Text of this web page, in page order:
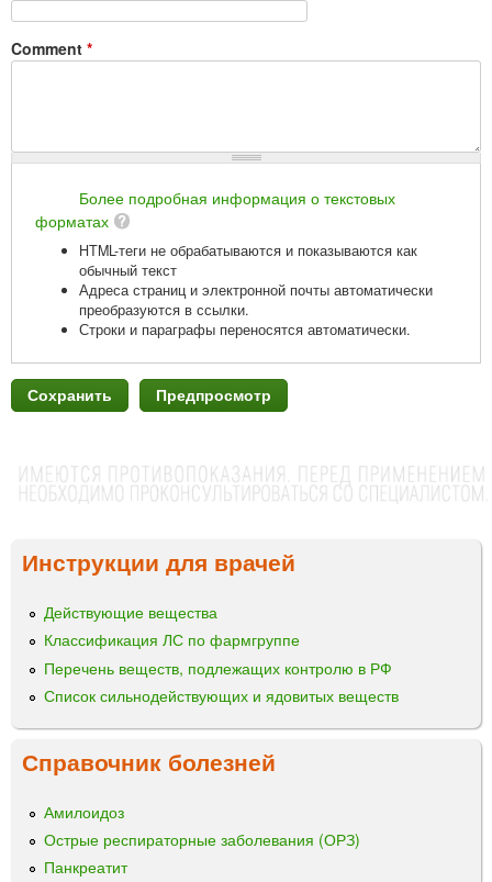
Comment *
Более подробная информация о текстовых
форматах
HTML-теги не обрабатываются и показываются как
обычный текст
Адреса страниц и электронной почты автоматически
преобразуются в ссылки.
Строки и параграфы переносятся автоматически.
Инструкции для врачей
Действующие вещества
Классификация ЛС по фармгруппе
Перечень веществ, подлежащих контролю в РФ
Список сильнодействующих и ядовитых веществ
Справочник болезней
Амилоидоз
Острые респираторные заболевания (ОРЗ)
Панкреатит